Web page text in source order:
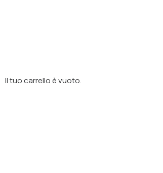
Il tuo carrello è vuoto.